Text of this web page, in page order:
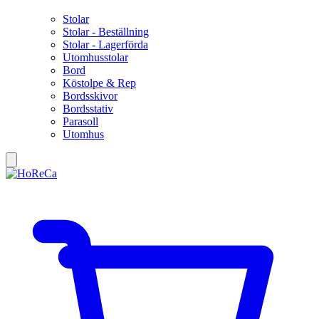
Stolar
Stolar - Beställning
Stolar - Lagerförda
Utomhusstolar
Bord
Köstolpe & Rep
Bordsskivor
Bordsstativ
Parasoll
Utomhus